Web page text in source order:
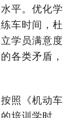
平。优化学
车时间，杜
学员满意度
各类矛盾，
照《机动车
培训学时、